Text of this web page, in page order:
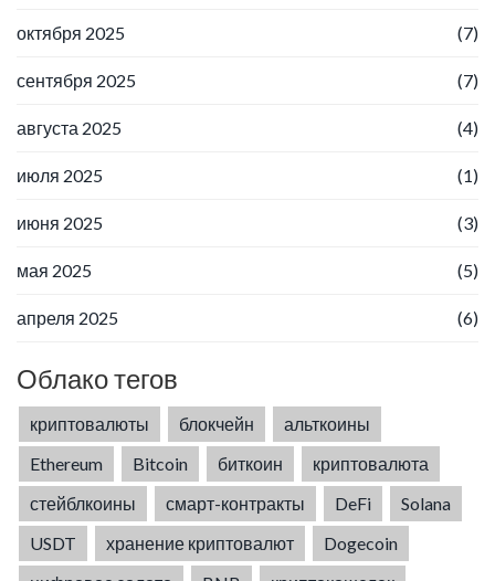
октября 2025 (7)
сентября 2025 (7)
августа 2025 (4)
июля 2025 (1)
июня 2025 (3)
мая 2025 (5)
апреля 2025 (6)
Облако тегов
криптовалюты блокчейн
альткоины
Ethereum
Bitcoin биткоин
криптовалюта
стейблкоины
смарт-контракты DeFi
Solana
USDT
хранение криптовалют
Dogecoin